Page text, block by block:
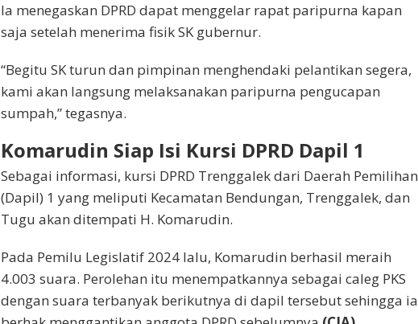
Ia menegaskan DPRD dapat menggelar rapat paripurna kapan
saja setelah menerima fisik SK gubernur.
“Begitu SK turun dan pimpinan menghendaki pelantikan segera,
kami akan langsung melaksanakan paripurna pengucapan
sumpah,” tegasnya.
Komarudin Siap Isi Kursi DPRD Dapil 1
Sebagai informasi, kursi DPRD Trenggalek dari Daerah Pemilihan
(Dapil) 1 yang meliputi Kecamatan Bendungan, Trenggalek, dan
Tugu akan ditempati H. Komarudin.
Pada Pemilu Legislatif 2024 lalu, Komarudin berhasil meraih
4.003 suara. Perolehan itu menempatkannya sebagai caleg PKS
dengan suara terbanyak berikutnya di dapil tersebut sehingga ia